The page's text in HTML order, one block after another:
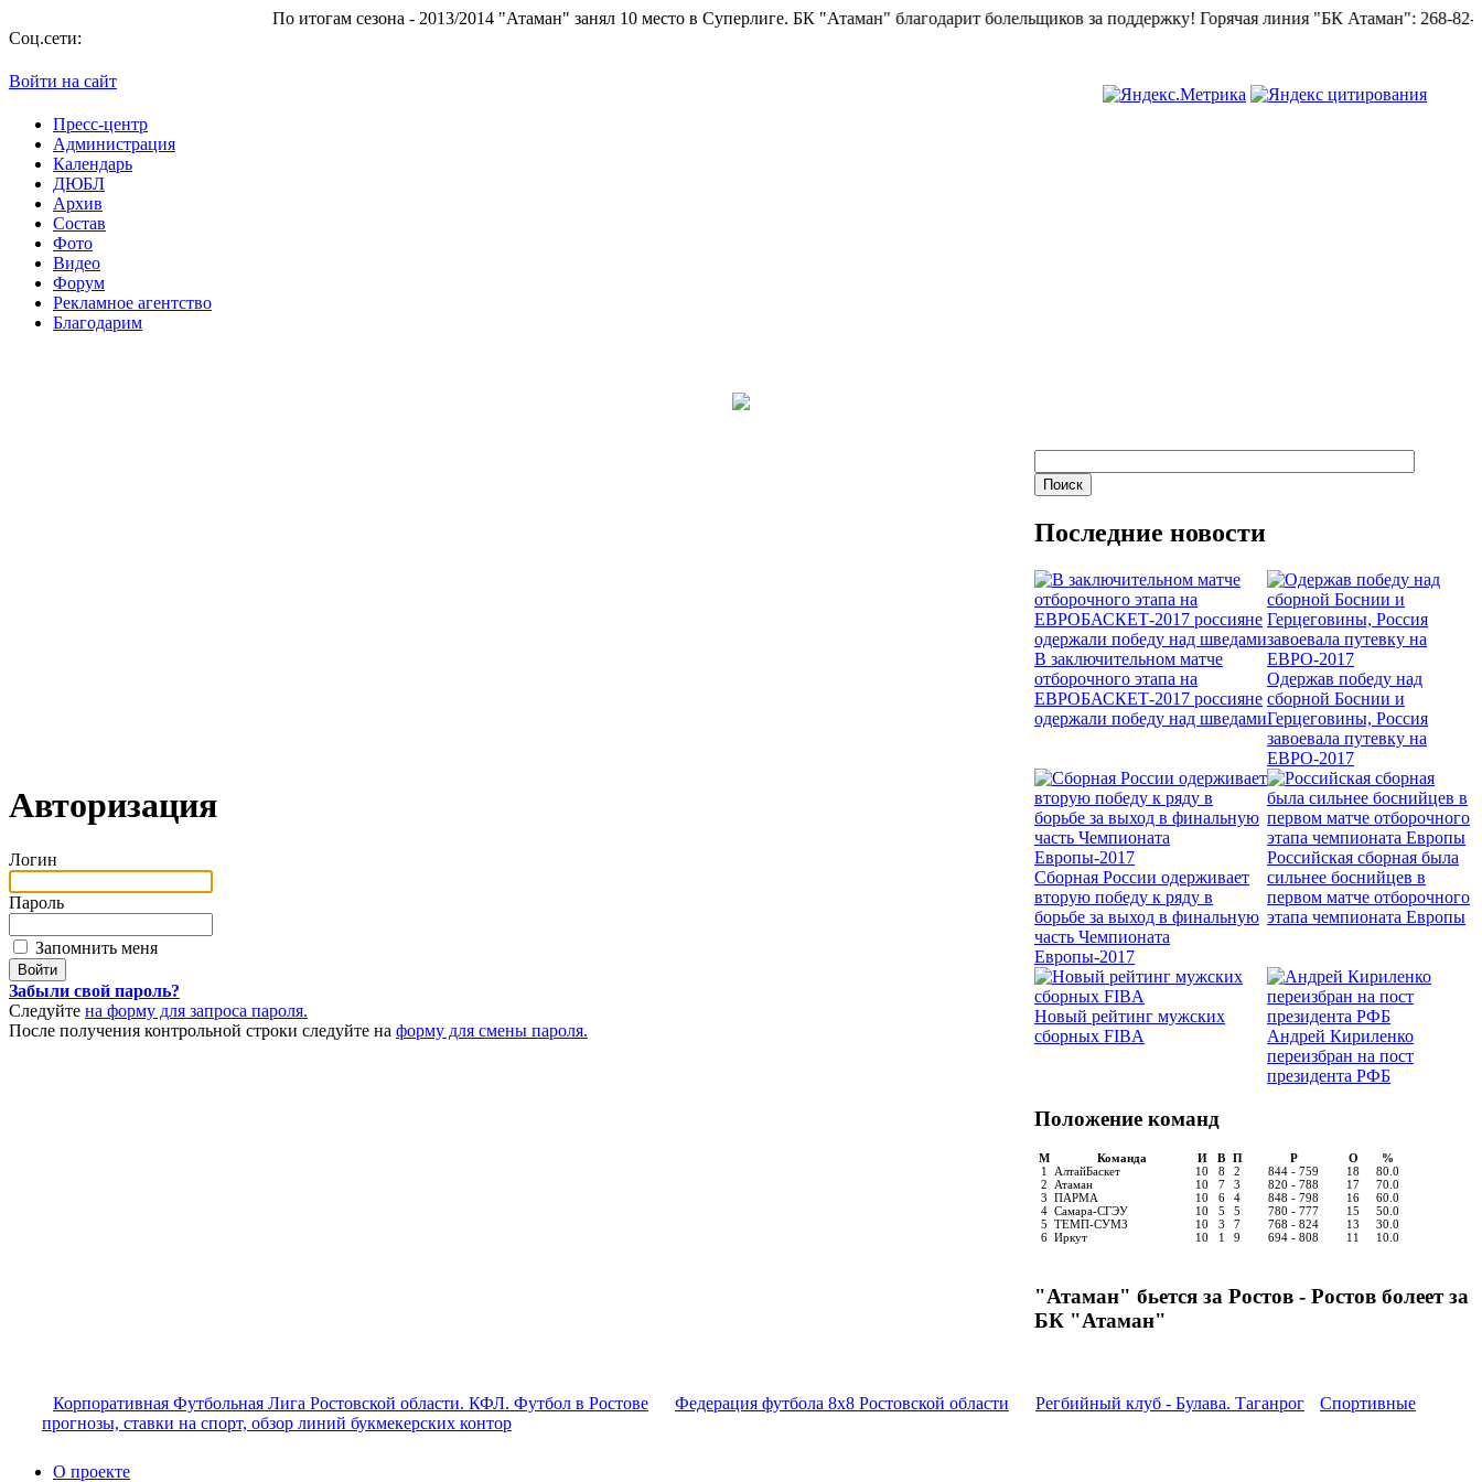
По итогам сезона - 2013/2014 "Атаман" занял 10 место в Суперлиге.БК "Атаман" благодарит болельщиков за поддержку!Горячая линия "БК Атаман":268-82-02.
Соц.сети:
Войти на сайт
Пресс-центр
Администрация
Календарь
ДЮБЛ
Архив
Состав
Фото
Видео
Форум
Рекламное агентство
Благодарим
Авторизация
Логин
Пароль
Запомнить меня
Забыли свой пароль?
Следуйте на форму для запроса пароля.
После получения контрольной строки следуйте на форму для смены пароля.
Последние новости
В заключительном матче
отборочного этапа на
ЕВРОБАСКЕТ-2017 россияне
одержали победу над шведами
Одержав победу над
сборной Боснии и
Герцеговины, Россия
завоевала путевку на
ЕВРО-2017
Сборная России одерживает
вторую победу к ряду в
борьбе за выход в финальную
часть Чемпионата
Европы-2017
Российская сборная была
сильнее боснийцев в
первом матче отборочного
этапа чемпионата Европы
Новый рейтинг мужских
сборных FIBA
Андрей Кириленко
переизбран на пост
президента РФБ
Положение команд
М Команда И В П Р О
%
1
АлтайБаскет 10 8 2 844 - 759 18
80.0
2
Атаман 10 7 3 820 - 788 17
70.0
3 ПАРМА 10 6 4 848 - 798 16
60.0
4 Самара-СГЭУ 10 5 5 780 - 777 15
50.0
5 ТЕМП-СУМЗ 10 3 7 768 - 824 13
30.0
6 Иркут 10 1 9 694 - 808 11 10.0
"Атаман" бьется за Ростов - Ростов болеет за
БК "Атаман"
Корпоративная Футбольная Лига Ростовской области. КФЛ. Футбол в Ростове Федерация футбола 8x8 Ростовской области Регбийный клуб - Булава. Таганрог
Спортивные
прогнозы, ставки на спорт, обзор линий букмекерских контор
О проекте